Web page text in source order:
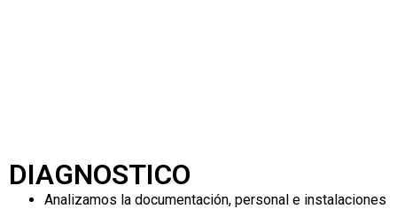
DIAGNOSTICO
Analizamos la documentación, personal e instalaciones